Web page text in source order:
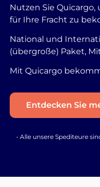
Nutzen Sie
für Ihre Fracht zu
National und
(übergroße) Paket,
Mit Quicargo
Entdecken Sie
• Alle unsere Spediteure